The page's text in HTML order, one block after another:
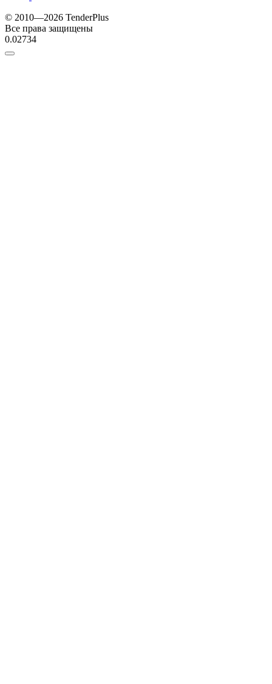
© 2010—2026 TenderPlus
Все права защищены
0.02734